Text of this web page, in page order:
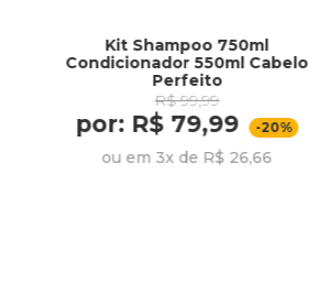
Kit Shampoo 750ml
Condicionador 550ml Cabelo
Perfeito
R$ 99,99
por: R$ 79,99 -20%
ou em 3x de R$ 26,66